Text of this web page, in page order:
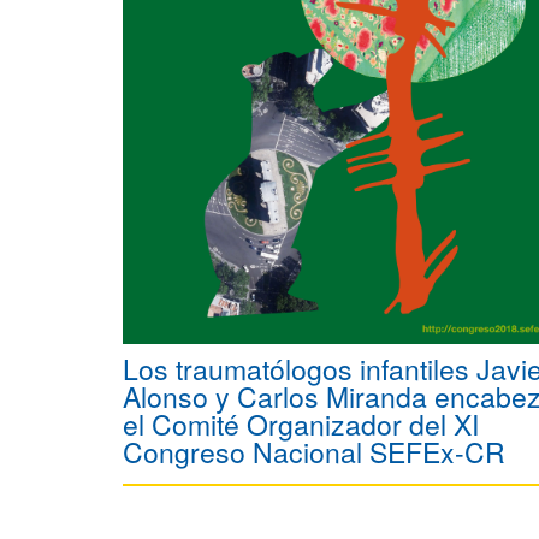
Los traumatólogos infantiles
Alonso y Carlos Miranda
el Comité Organizador del XI
Congreso Nacional SEFEx-CR